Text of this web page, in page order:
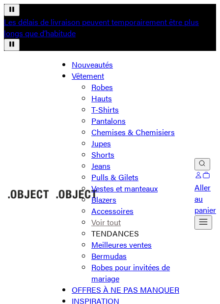
Les délais de livraison peuvent temporairement être plus
longs que d’habitude
Nouveautés
Vêtement
Robes
Hauts
T-Shirts
Pantalons
Chemises & Chemisiers
Jupes
Shorts
Jeans
Pulls & Gilets
Vestes et manteaux
Blazers
Accessoires
Voir tout
TENDANCES
Meilleures ventes
Bermudas
Robes pour invitées de
mariage
OFFRES À NE PAS MANQUER
INSPIRATION
Aller
au
panier